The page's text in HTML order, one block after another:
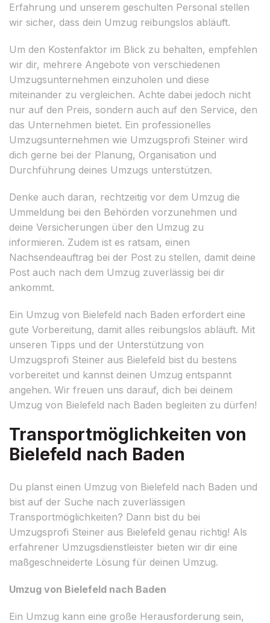
Erfahrung und unserem geschulten Personal stellen
wir sicher, dass dein Umzug reibungslos abläuft.
Um den Kostenfaktor im Blick zu behalten, empfehlen
wir dir, mehrere Angebote von verschiedenen
Umzugsunternehmen einzuholen und diese
miteinander zu vergleichen. Achte dabei jedoch nicht
nur auf den Preis, sondern auch auf den Service, den
das Unternehmen bietet. Ein professionelles
Umzugsunternehmen wie Umzugsprofi Steiner wird
dich gerne bei der Planung, Organisation und
Durchführung deines Umzugs unterstützen.
Denke auch daran, rechtzeitig vor dem Umzug die
Ummeldung bei den Behörden vorzunehmen und
deine Versicherungen über den Umzug zu
informieren. Zudem ist es ratsam, einen
Nachsendeauftrag bei der Post zu stellen, damit deine
Post auch nach dem Umzug zuverlässig bei dir
ankommt.
Ein Umzug von Bielefeld nach Baden erfordert eine
gute Vorbereitung, damit alles reibungslos abläuft. Mit
unseren Tipps und der Unterstützung von
Umzugsprofi Steiner aus Bielefeld bist du bestens
vorbereitet und kannst deinen Umzug entspannt
angehen. Wir freuen uns darauf, dich bei deinem
Umzug von Bielefeld nach Baden begleiten zu dürfen!
Transportmöglichkeiten von
Bielefeld nach Baden
Du planst einen Umzug von Bielefeld nach Baden und
bist auf der Suche nach zuverlässigen
Transportmöglichkeiten? Dann bist du bei
Umzugsprofi Steiner aus Bielefeld genau richtig! Als
erfahrener Umzugsdienstleister bieten wir dir eine
maßgeschneiderte Lösung für deinen Umzug.
Umzug von Bielefeld nach Baden
Ein Umzug kann eine große Herausforderung sein,